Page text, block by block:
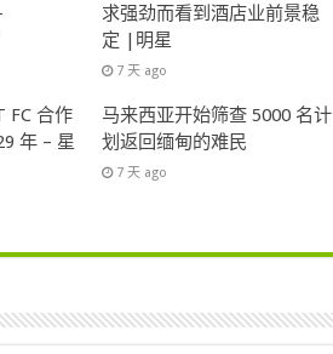
求强劲而看到酒店业前景稳
定 |明星
7 天 ago
FC 合作
年 – 星
马来西亚开始筛查 5000 名计
划返回缅甸的难民
7 天 ago